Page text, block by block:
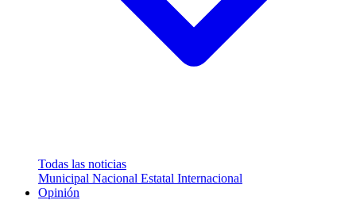
Todas las noticias
Municipal Nacional Estatal Internacional
Opinión